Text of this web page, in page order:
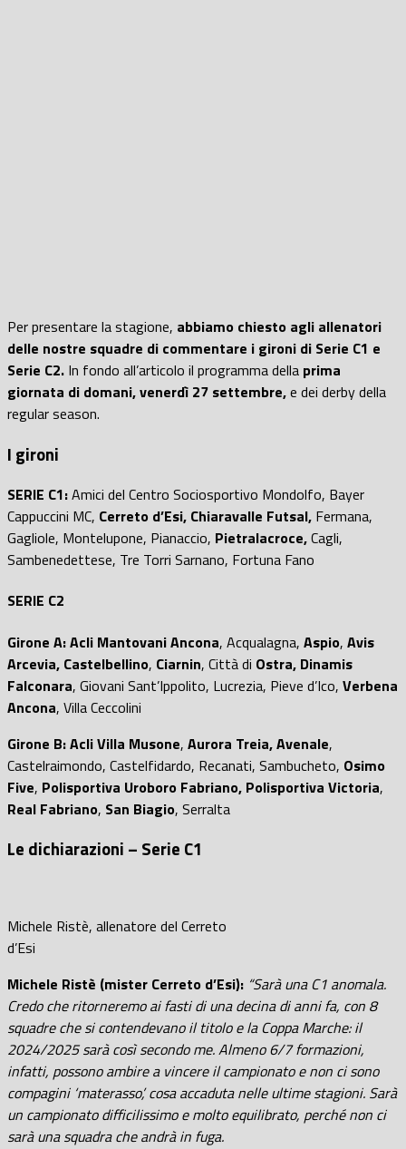
Per presentare la stagione, abbiamo chiesto agli allenatori
delle nostre squadre di commentare i gironi di Serie C1 e
Serie C2. In fondo all’articolo il programma della prima
giornata di domani, venerdì 27 settembre,e dei derby della
regular season.
I gironi
SERIE C1:Amici del Centro Sociosportivo Mondolfo, Bayer
Cappuccini MC, Cerreto d’Esi, Chiaravalle Futsal, Fermana,
Gagliole, Montelupone, Pianaccio, Pietralacroce,Cagli,
Sambenedettese, Tre Torri Sarnano, Fortuna Fano
SERIE C2
Girone A: Acli Mantovani Ancona, Acqualagna, Aspio, Avis
Arcevia, Castelbellino, Ciarnin, Città di Ostra, Dinamis
Falconara, Giovani Sant’Ippolito, Lucrezia, Pieve d’Ico, Verbena
Ancona, Villa Ceccolini
Girone B: Acli Villa Musone, Aurora Treia,Avenale,
Castelraimondo, Castelfidardo, Recanati, Sambucheto, Osimo
Five, Polisportiva Uroboro Fabriano, Polisportiva Victoria,
Real Fabriano, San Biagio, Serralta
Le dichiarazioni – Serie C1
Michele Ristè, allenatore del Cerreto
d’Esi
Michele Ristè (mister Cerreto d’Esi): “Sarà una C1 anomala.
Credo che ritorneremo ai fasti di una decina di anni fa, con 8
squadre che si contendevano il titolo e la Coppa Marche: il
2024/2025 sarà così secondo me. Almeno 6/7 formazioni,
infatti, possono ambire a vincere il campionato e non ci sono
compagini ‘materasso’, cosa accaduta nelle ultime stagioni. Sarà
un campionato difficilissimo e molto equilibrato, perché non ci
sarà una squadra che andrà in fuga.